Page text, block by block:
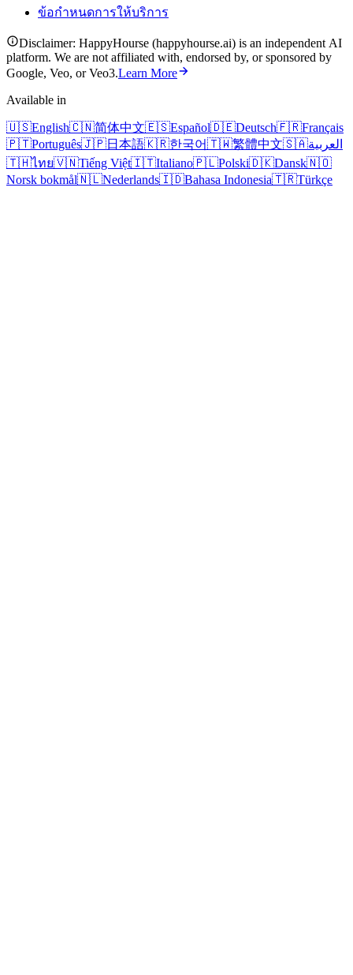
ข้อกำหนดการให้บริการ
Disclaimer: HappyHourse (happyhourse.ai) is an independent AI
platform. We are not affiliated with, endorsed by, or sponsored by
Google, Veo, or Veo3.Learn More
Available in
🇺🇸English🇨🇳简体中文🇪🇸Español🇩🇪Deutsch🇫🇷Français
🇵🇹Português🇯🇵日本語🇰🇷한국어🇹🇼繁體中文🇸🇦العربية
🇹🇭ไทย🇻🇳Tiếng Việt🇮🇹Italiano🇵🇱Polski🇩🇰Dansk🇳🇴
Norsk bokmål🇳🇱Nederlands🇮🇩Bahasa Indonesia🇹🇷Türkçe